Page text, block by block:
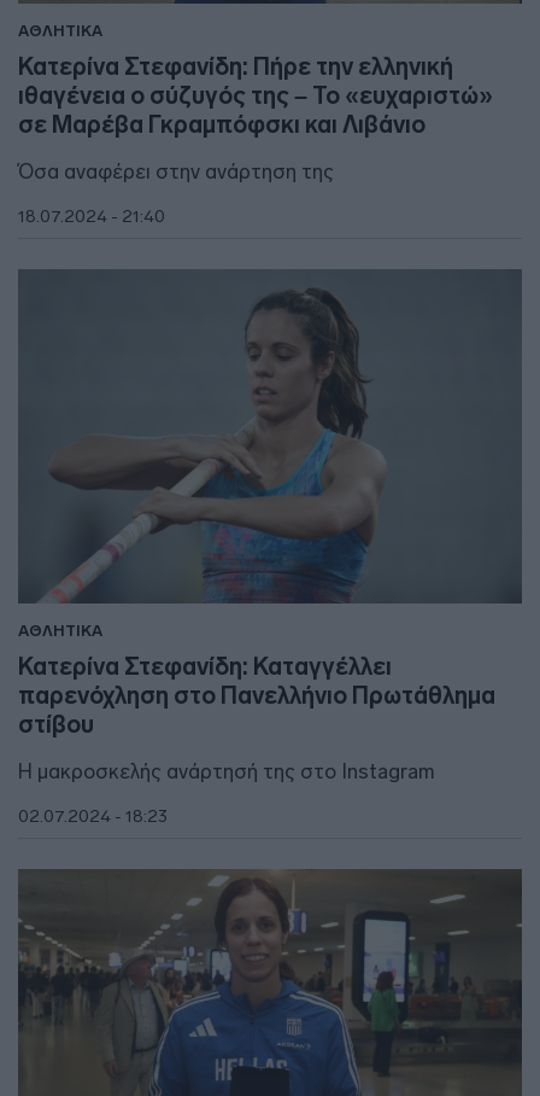
ΑΘΛΗΤΙΚΑ
Κατερίνα Στεφανίδη: Πήρε την ελληνική
ιθαγένεια ο σύζυγός της – Το «ευχαριστώ»
σε Μαρέβα Γκραμπόφσκι και Λιβάνιο
Όσα αναφέρει στην ανάρτηση της
18.07.2024 - 21:40
ΑΘΛΗΤΙΚΑ
Κατερίνα Στεφανίδη: Καταγγέλλει
παρενόχληση στο Πανελλήνιο Πρωτάθλημα
στίβου
Η μακροσκελής ανάρτησή της στο Instagram
02.07.2024 - 18:23